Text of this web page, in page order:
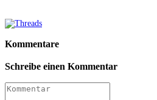
Kommentare
Schreibe einen Kommentar